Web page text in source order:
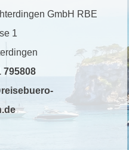
GmbH RBE
1
795808